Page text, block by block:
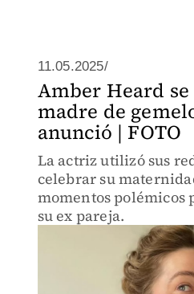
11.05.2025/
Amber Heard
madre de
anunció | FOTO
La actriz utilizó sus
celebrar su
momentos polémicos
su ex pareja.